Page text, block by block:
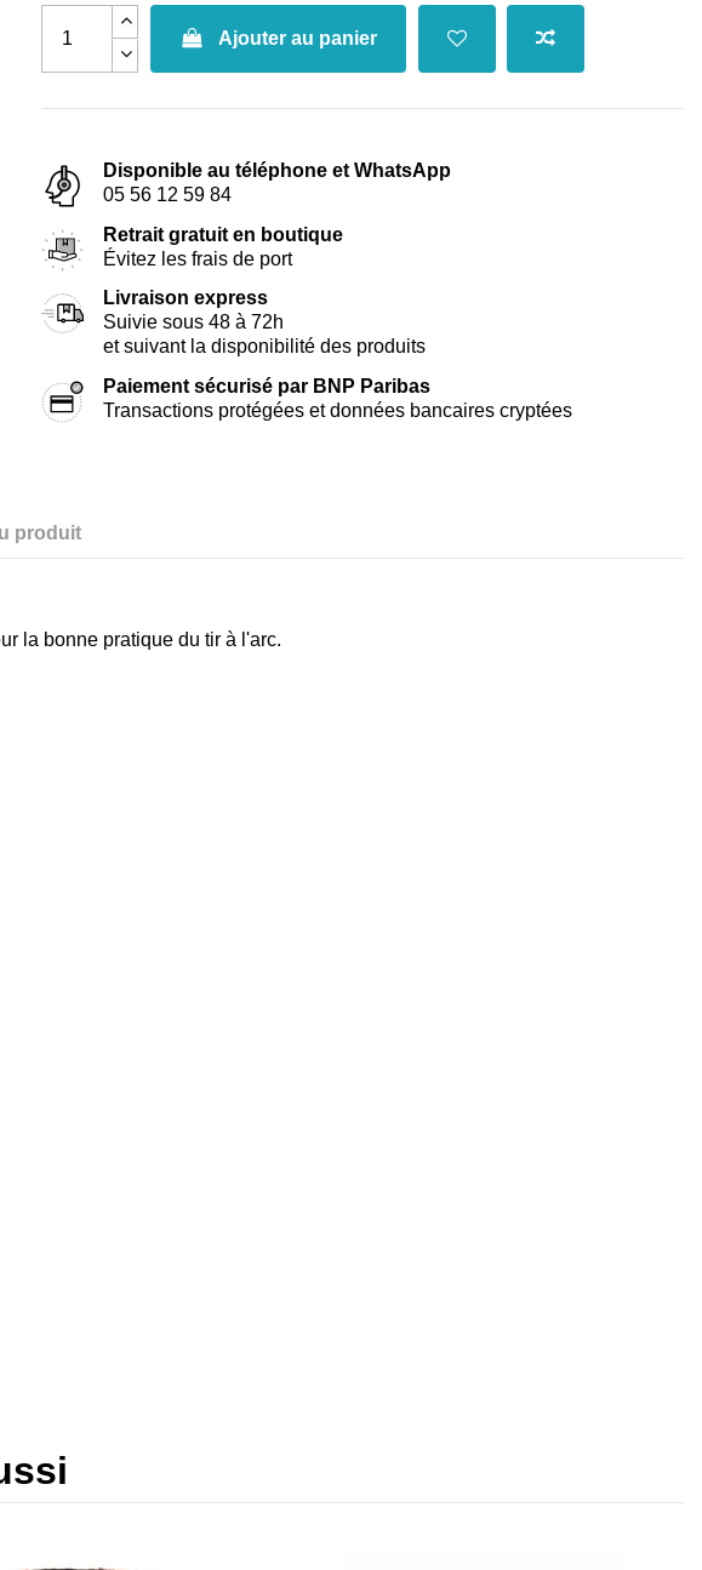
Ajouter au panier
Disponible au téléphone et WhatsApp
05 56 12 59 84
Retrait gratuit en boutique
Évitez les frais de port
Livraison express
Suivie sous 48 à 72h
et suivant la disponibilité des produits
Paiement sécurisé par BNP Paribas
Transactions protégées et données bancaires cryptées
produit
la bonne pratique du tir à l'arc.